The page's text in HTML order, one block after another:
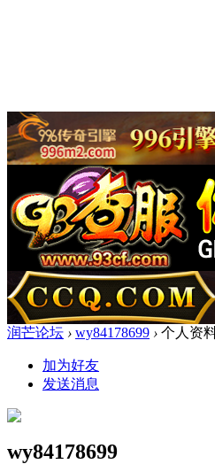
润芒论坛 › wy84178699 › 个人资
加为好友
发送消息
wy84178699